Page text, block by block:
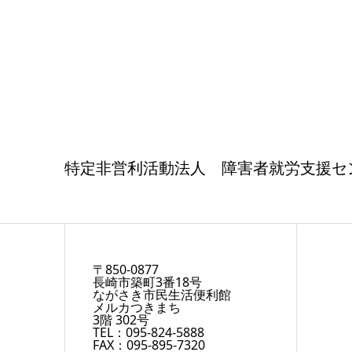
特定非営利活動法人 障害者就労支援セ
〒850-0877
長崎市築町3番18号
ながさき市民生活便利館
メルカつきまち
3階 302号
TEL：095-824-5888
FAX：095-895-7320